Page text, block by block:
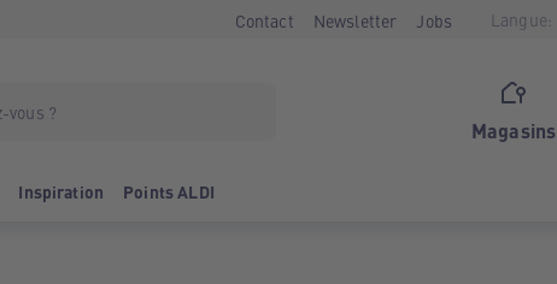
Contact Newsletter Jobs Langue:
Magasins
Inspiration Points ALDI